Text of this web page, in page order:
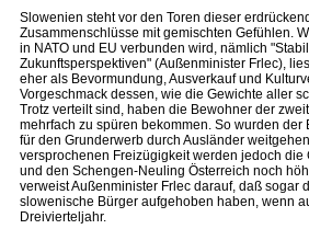
Slowenien steht vor den Toren dieser
Zusammenschlüsse mit gemischten Gefühlen.
in NATO und EU verbunden wird, nämlich
Zukunftsperspektiven" (Außenminister Frlec),
eher als Bevormundung, Ausverkauf und
Vorgeschmack dessen, wie die Gewichte aller
Trotz verteilt sind, haben die Bewohner der
mehrfach zu spüren bekommen. So wurden der
für den Grunderwerb durch Ausländer
versprochenen Freizügigkeit werden jedoch die
und den Schengen-Neuling Österreich noch
verweist Außenminister Frlec darauf, daß sogar
slowenische Bürger aufgehoben haben, wenn
Dreivierteljahr.